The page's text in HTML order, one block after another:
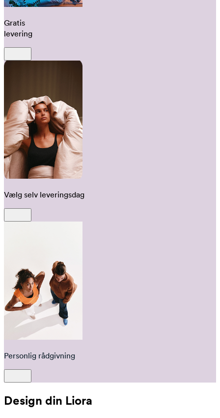
Gratis
levering
Vælg selv leveringsdag
Personlig rådgivning
Design din Liora